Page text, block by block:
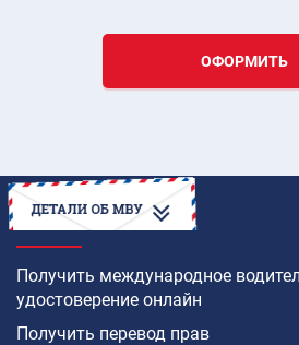
ОФОРМИТЬ
КАК
Получить международное
удостоверение онлайн
Получить перевод прав